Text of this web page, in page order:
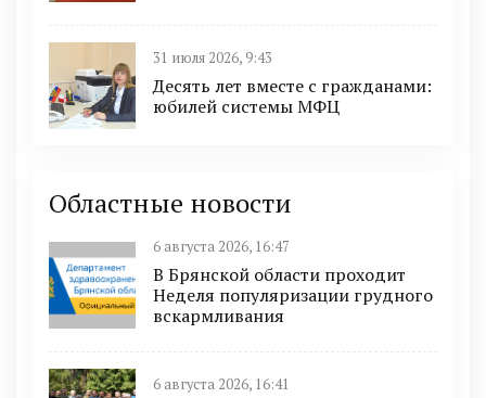
31 июля 2026, 9:43
Десять лет вместе с гражданами:
юбилей системы МФЦ
Областные новости
6 августа 2026, 16:47
В Брянской области проходит
Неделя популяризации грудного
вскармливания
6 августа 2026, 16:41